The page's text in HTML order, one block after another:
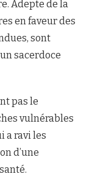
Adepte de la
en faveur des
sont
sacerdoce
pas le
vulnérables
a ravi les
d’une